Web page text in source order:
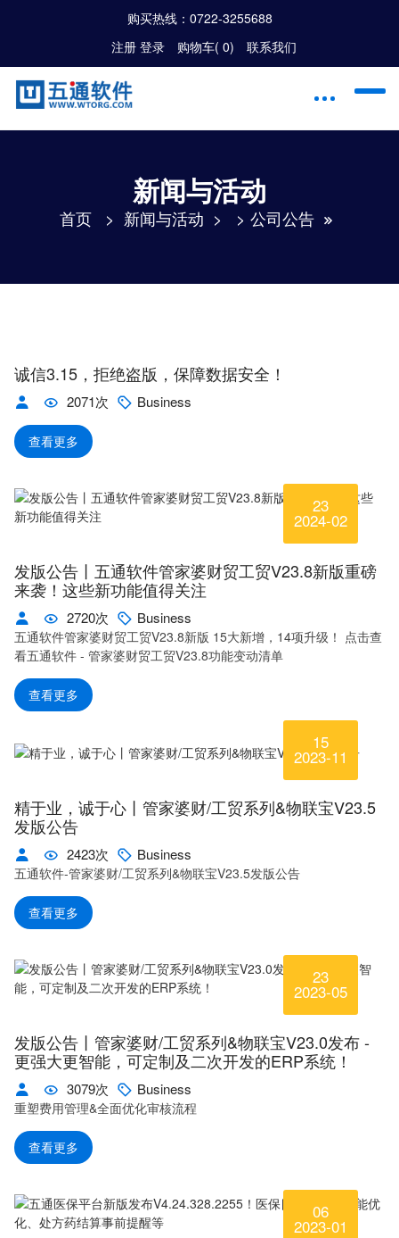
购买热线： 0722-3255688
注册 登录 购物车( 0) 联系我们
新闻与活动
首页 > 新闻与活动 > > 公司公告
诚信3.15，拒绝盗版，保障数据安全！
2071次 Business
查看更多
23
2024-02
发版公告丨五通软件管家婆财贸工贸V23.8新版重磅
来袭！这些新功能值得关注
2720次 Business
五通软件管家婆财贸工贸V23.8新版 15大新增，14项升级！ 点击查
看五通软件 - 管家婆财贸工贸V23.8功能变动清单
查看更多
15
2023-11
精于业，诚于心丨管家婆财/工贸系列&物联宝V23.5
发版公告
2423次 Business
五通软件-管家婆财/工贸系列&物联宝V23.5发版公告
查看更多
23
2023-05
发版公告丨管家婆财/工贸系列&物联宝V23.0发布 -
更强大更智能，可定制及二次开发的ERP系统！
3079次 Business
重塑费用管理&全面优化审核流程
查看更多
06
2023-01